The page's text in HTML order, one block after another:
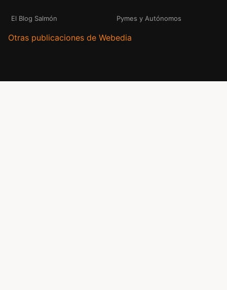
El Blog Salmón Pymes y Autónomos
Otras publicaciones de Webedia